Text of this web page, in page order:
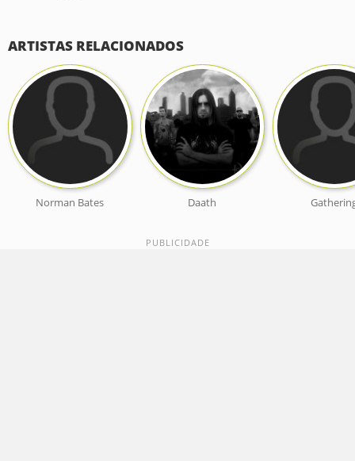
ARTISTAS RELACIONADOS
Norman Bates Daath